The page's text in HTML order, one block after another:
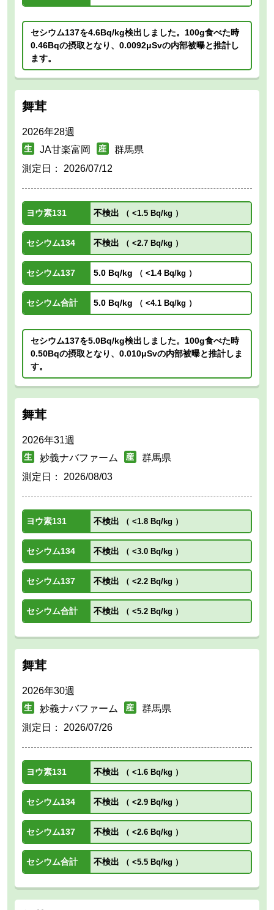
セシウム137を4.6Bq/kg検出しました。100g食べた時
0.46Bqの摂取となり、0.0092μSvの内部被曝と推計し
ます。
舞茸
2026年28週
JA甘楽富岡
群馬県
測定日： 2026/07/12
ヨウ素131 不検出 （ <1.5 Bq/kg ）
セシウム134 不検出 （ <2.7 Bq/kg ）
セシウム137 5.0 Bq/kg （ <1.4 Bq/kg ）
セシウム合計 5.0 Bq/kg （ <4.1 Bq/kg ）
セシウム137を5.0Bq/kg検出しました。100g食べた時
0.50Bqの摂取となり、0.010μSvの内部被曝と推計しま
す。
舞茸
2026年31週
妙義ナバファーム
群馬県
測定日： 2026/08/03
ヨウ素131 不検出 （ <1.8 Bq/kg ）
セシウム134 不検出 （ <3.0 Bq/kg ）
セシウム137 不検出 （ <2.2 Bq/kg ）
セシウム合計 不検出 （ <5.2 Bq/kg ）
舞茸
2026年30週
妙義ナバファーム
群馬県
測定日： 2026/07/26
ヨウ素131 不検出 （ <1.6 Bq/kg ）
セシウム134 不検出 （ <2.9 Bq/kg ）
セシウム137 不検出 （ <2.6 Bq/kg ）
セシウム合計 不検出 （ <5.5 Bq/kg ）